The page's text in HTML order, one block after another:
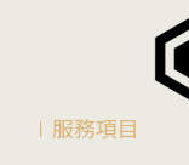
∣服務項目